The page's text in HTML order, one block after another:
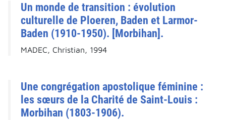
Un monde de transition : évolution
culturelle de Ploeren, Baden et Larmor-
Baden (1910-1950). [Morbihan].
MADEC, Christian, 1994
Une congrégation apostolique féminine :
les sœurs de la Charité de Saint-Louis :
Morbihan (1803-1906).